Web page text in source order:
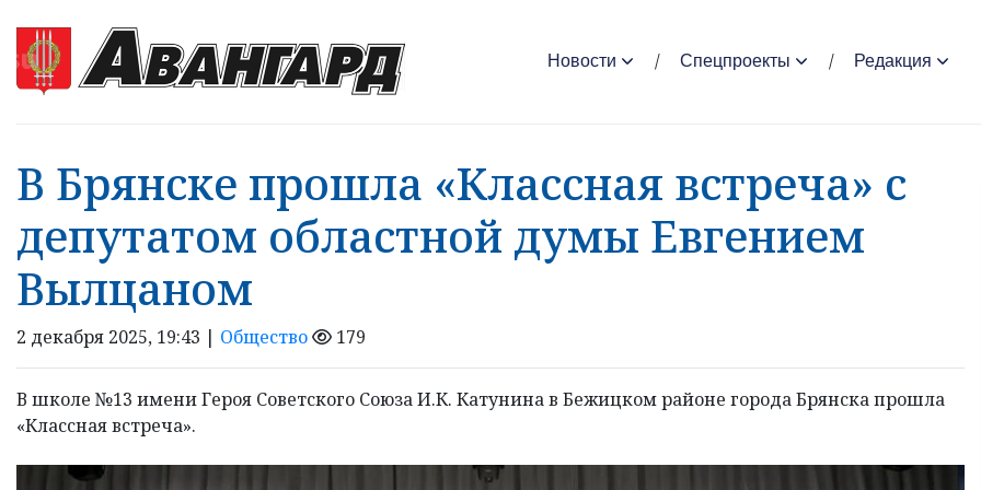
Новости Спецпроекты Редакция
В Брянске прошла «Классная встреча» с
депутатом областной думы Евгением
Вылцаном
2 декабря 2025, 19:43 | Общество 179
В школе №13 имени Героя Советского Союза И.К. Катунина в Бежицком районе города Брянска прошла
«Классная встреча».